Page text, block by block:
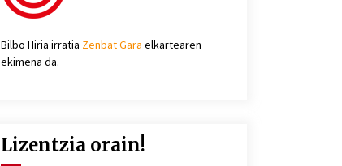
Bilbo Hiria irratia Zenbat Gara elkartearen
ekimena da.
Lizentzia orain!